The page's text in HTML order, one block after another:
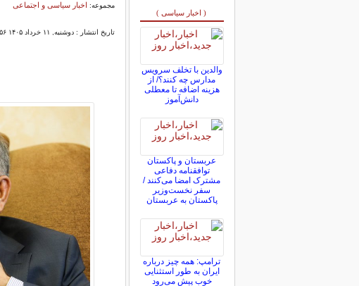
مجموعه: اخبار سیاسی و اجتماعی
تاریخ انتشار : دوشنبه, ۱۱ خرداد ۱۴۰۵ ۰۹:۵۶
( اخبار سیاسی )
والدین با تخلف سرویس
مدارس چه کنند؟/ از
هزینه اضافه تا معطلی
دانش‌آموز
عربستان و پاکستان
توافقنامه دفاعی
مشترک امضا می‌کنند /
سفر نخست‌وزیر
پاکستان به عربستان
ترامپ: همه چیز درباره
ایران به طور استثنایی
خوب پیش می‌رود